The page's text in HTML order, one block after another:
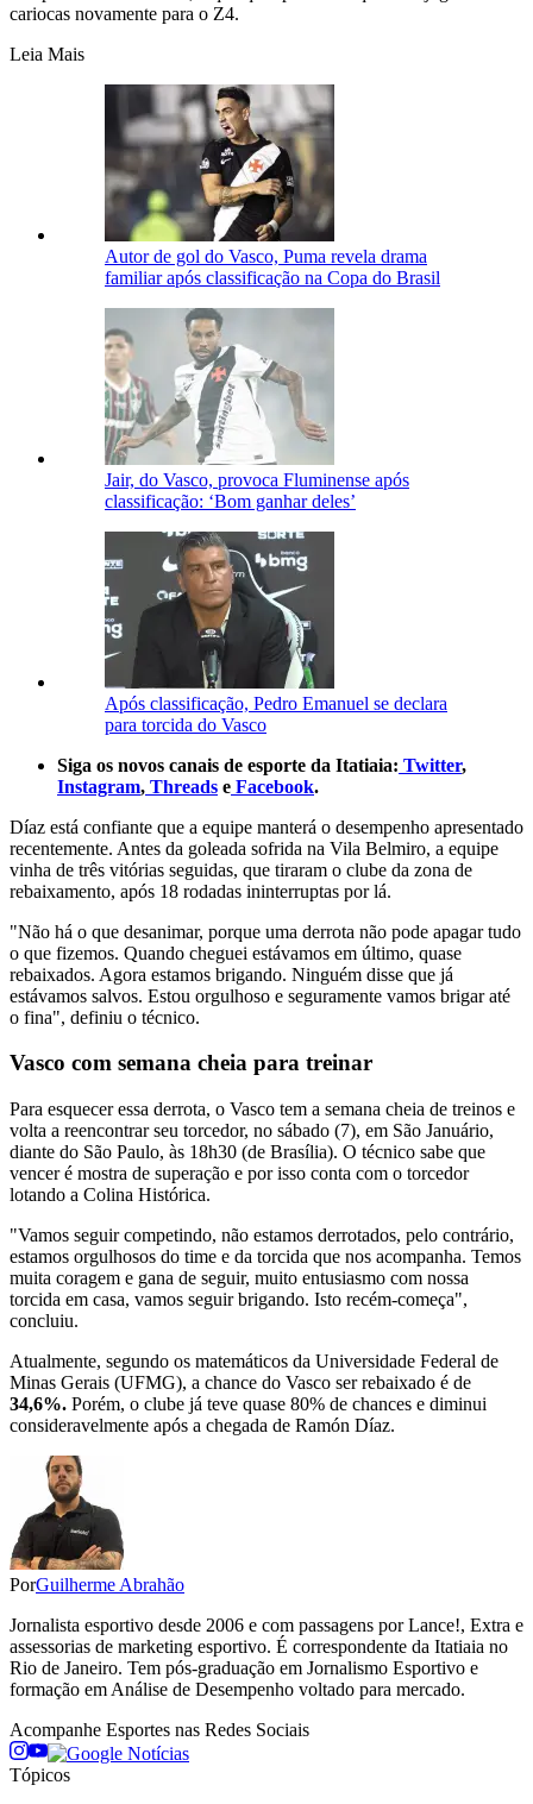
cariocas novamente para o Z4.
Leia Mais
Autor de gol do Vasco, Puma revela drama
familiar após classificação na Copa do Brasil
Jair, do Vasco, provoca Fluminense após
classificação: ‘Bom ganhar deles’
Após classificação, Pedro Emanuel se declara
para torcida do Vasco
Siga os novos canais de esporte da Itatiaia: Twitter,
Instagram, Threads e Facebook.
Díaz está confiante que a equipe manterá o desempenho apresentado
recentemente. Antes da goleada sofrida na Vila Belmiro, a equipe
vinha de três vitórias seguidas, que tiraram o clube da zona de
rebaixamento, após 18 rodadas ininterruptas por lá.
"Não há o que desanimar, porque uma derrota não pode apagar tudo
o que fizemos. Quando cheguei estávamos em último, quase
rebaixados. Agora estamos brigando. Ninguém disse que já
estávamos salvos. Estou orgulhoso e seguramente vamos brigar até
o fina", definiu o técnico.
Vasco com semana cheia para treinar
Para esquecer essa derrota, o Vasco tem a semana cheia de treinos e
volta a reencontrar seu torcedor, no sábado (7), em São Januário,
diante do São Paulo, às 18h30 (de Brasília). O técnico sabe que
vencer é mostra de superação e por isso conta com o torcedor
lotando a Colina Histórica.
"Vamos seguir competindo, não estamos derrotados, pelo contrário,
estamos orgulhosos do time e da torcida que nos acompanha. Temos
muita coragem e gana de seguir, muito entusiasmo com nossa
torcida em casa, vamos seguir brigando. Isto recém-começa",
concluiu.
Atualmente, segundo os matemáticos da Universidade Federal de
Minas Gerais (UFMG), a chance do Vasco ser rebaixado é de
34,6%. Porém, o clube já teve quase 80% de chances e diminui
consideravelmente após a chegada de Ramón Díaz.
PorGuilherme Abrahão
Jornalista esportivo desde 2006 e com passagens por Lance!, Extra e
assessorias de marketing esportivo. É correspondente da Itatiaia no
Rio de Janeiro. Tem pós-graduação em Jornalismo Esportivo e
formação em Análise de Desempenho voltado para mercado.
Acompanhe Esportes nas Redes Sociais
Tópicos